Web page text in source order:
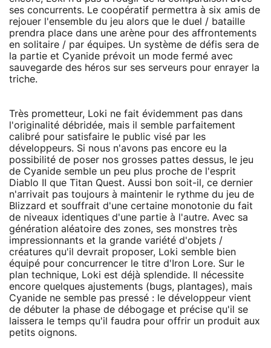
ses concurrents. Le coopératif permettra à six amis de
rejouer l'ensemble du jeu alors que le duel / bataille
prendra place dans une arène pour des affrontements
en solitaire / par équipes. Un système de défis sera de
la partie et Cyanide prévoit un mode fermé avec
sauvegarde des héros sur ses serveurs pour enrayer la
triche.
Très prometteur, Loki ne fait évidemment pas dans
l'originalité débridée, mais il semble parfaitement
calibré pour satisfaire le public visé par les
développeurs. Si nous n'avons pas encore eu la
possibilité de poser nos grosses pattes dessus, le jeu
de Cyanide semble un peu plus proche de l'esprit
Diablo II que Titan Quest. Aussi bon soit-il, ce dernier
n'arrivait pas toujours à maintenir le rythme du jeu de
Blizzard et souffrait d'une certaine monotonie du fait
de niveaux identiques d'une partie à l'autre. Avec sa
génération aléatoire des zones, ses monstres très
impressionnants et la grande variété d'objets /
créatures qu'il devrait proposer, Loki semble bien
équipé pour concurrencer le titre d'Iron Lore. Sur le
plan technique, Loki est déjà splendide. Il nécessite
encore quelques ajustements (bugs, plantages), mais
Cyanide ne semble pas pressé : le développeur vient
de débuter la phase de débogage et précise qu'il se
laissera le temps qu'il faudra pour offrir un produit aux
petits oignons.